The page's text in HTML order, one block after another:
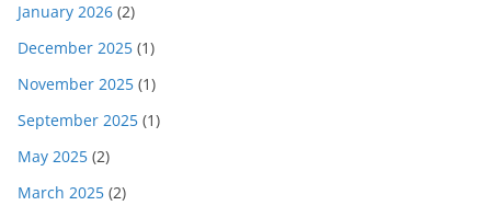
January 2026 (2)
December 2025 (1)
November 2025 (1)
September 2025 (1)
May 2025 (2)
March 2025 (2)